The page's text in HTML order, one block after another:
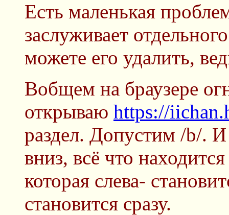
Есть маленькая
заслуживает
можете его удалить,
Вобщем на браузере
открываю https://
раздел. Допустим /b/.
вниз, всё что
которая слева-
становится сразу.